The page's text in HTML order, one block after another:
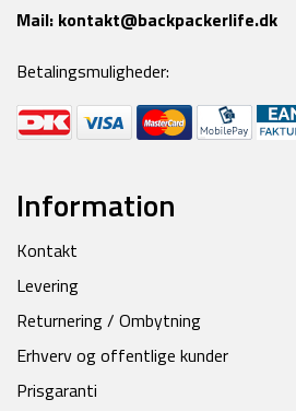
Mail: kontakt@backpackerlife.dk
Betalingsmuligheder:
Information
Kontakt
Levering
Returnering / Ombytning
Erhverv og offentlige kunder
Prisgaranti